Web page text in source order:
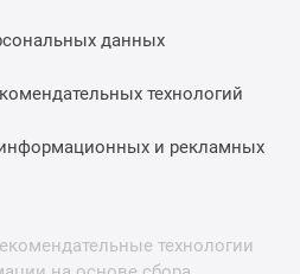
данных
технологий
и рекламных
технологии